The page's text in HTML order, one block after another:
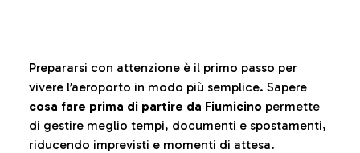
Prepararsi con attenzione è il primo passo per
vivere l’aeroporto in modo più semplice. Sapere
cosa fare prima di partire da Fiumicino permette
di gestire meglio tempi, documenti e spostamenti,
riducendo imprevisti e momenti di attesa.